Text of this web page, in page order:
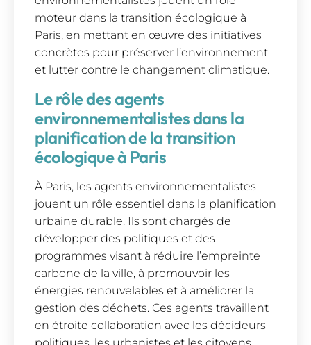
moteur dans la transition écologique à
Paris, en mettant en œuvre des initiatives
concrètes pour préserver l’environnement
et lutter contre le changement climatique.
Le rôle des agents
environnementalistes dans la
planification de la transition
écologique à Paris
À Paris, les agents environnementalistes
jouent un rôle essentiel dans la planification
urbaine durable. Ils sont chargés de
développer des politiques et des
programmes visant à réduire l’empreinte
carbone de la ville, à promouvoir les
énergies renouvelables et à améliorer la
gestion des déchets. Ces agents travaillent
en étroite collaboration avec les décideurs
politiques, les urbanistes et les citoyens